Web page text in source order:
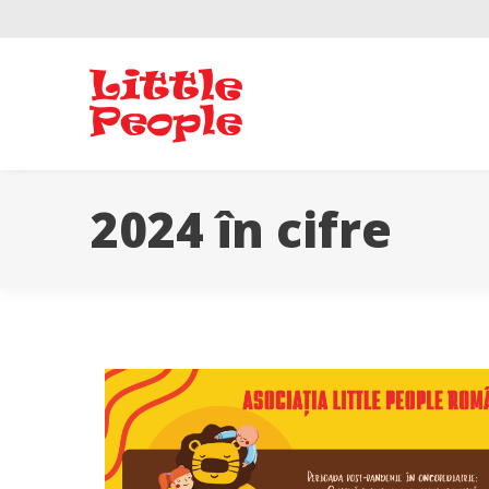
2024 în cifre